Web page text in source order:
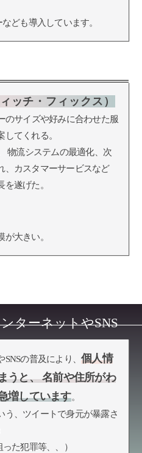
ども導入しています。
ッチ・フィックス）
のサイズや好みに合わせた服
てくれる。
物流システムの最適化、次
、カスタマーサービスなど
遂げた。
大きい。
ターネットやSNS
SNSの普及により、個人情
うと、 名前や住所がわ
増しています。
う、ツイートで身元が暴露さ
た犯罪等、、）